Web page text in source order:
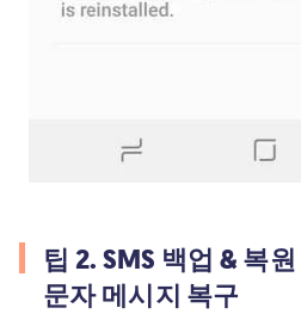
팁 2. SMS 백업 & 복
문자 메시지 복구